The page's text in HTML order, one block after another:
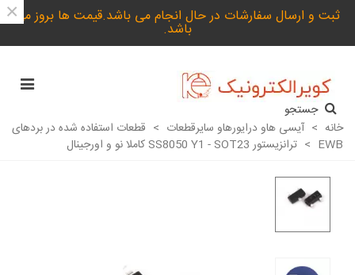
ثبت و ارسال سفارشات در حال انجام می باشد.قیمت ها بروز می
باشد.
×
جستجو
خانه > آیسی هاو درایورهاو سایرقطعات > قطعات استفاده شده در بردهای
EWB
> ترانزیستور SS8050 Y1 - SOT23 کاملا نو و اورجینال